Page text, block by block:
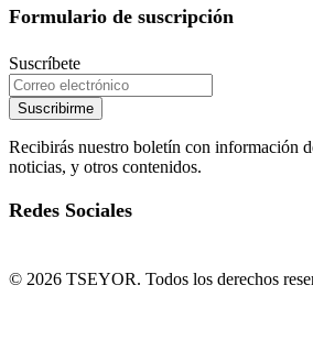
Formulario de suscripción
Suscríbete
Suscribirme
Recibirás nuestro boletín con información
noticias, y otros contenidos.
Redes Sociales
© 2026 TSEYOR. Todos los derechos